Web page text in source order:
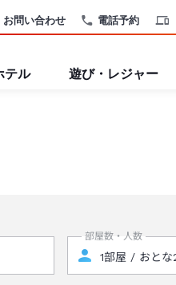
電話予約
お問い合わせ
テル 遊び・レジャー
部屋数・人数